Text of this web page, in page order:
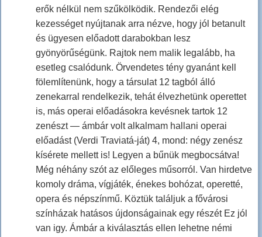
erők nélkül nem szűkölködik. Rendezői elég
kezességet nyújtanak arra nézve, hogy jól betanult
és ügyesen előadott darabokban lesz
gyönyörűségünk. Rajtok nem malik legalább, ha
esetleg csalódunk. Örvendetes tény gyanánt kell
fölemlítenünk, hogy a társulat 12 tagból álló
zenekarral rendelkezik, tehát élvezhetünk operettet
is, más operai előadásokra kevésnek tartok 12
zenészt — ámbár volt alkalmam hallani operai
előadást (Verdi Traviatá-ját) 4, mond: négy zenész
kísérete mellett is! Legyen a bűnük megbocsátva!
Még néhány szót az előleges műsorról. Van hirdetve
komoly dráma, vígjáték, énekes bohózat, operetté,
opera és népszínmű. Köztük találjuk a fővárosi
színházak hatásos újdonságainak egy részét Ez jól
van igy. Ámbár a kiválasztás ellen lehetne némi